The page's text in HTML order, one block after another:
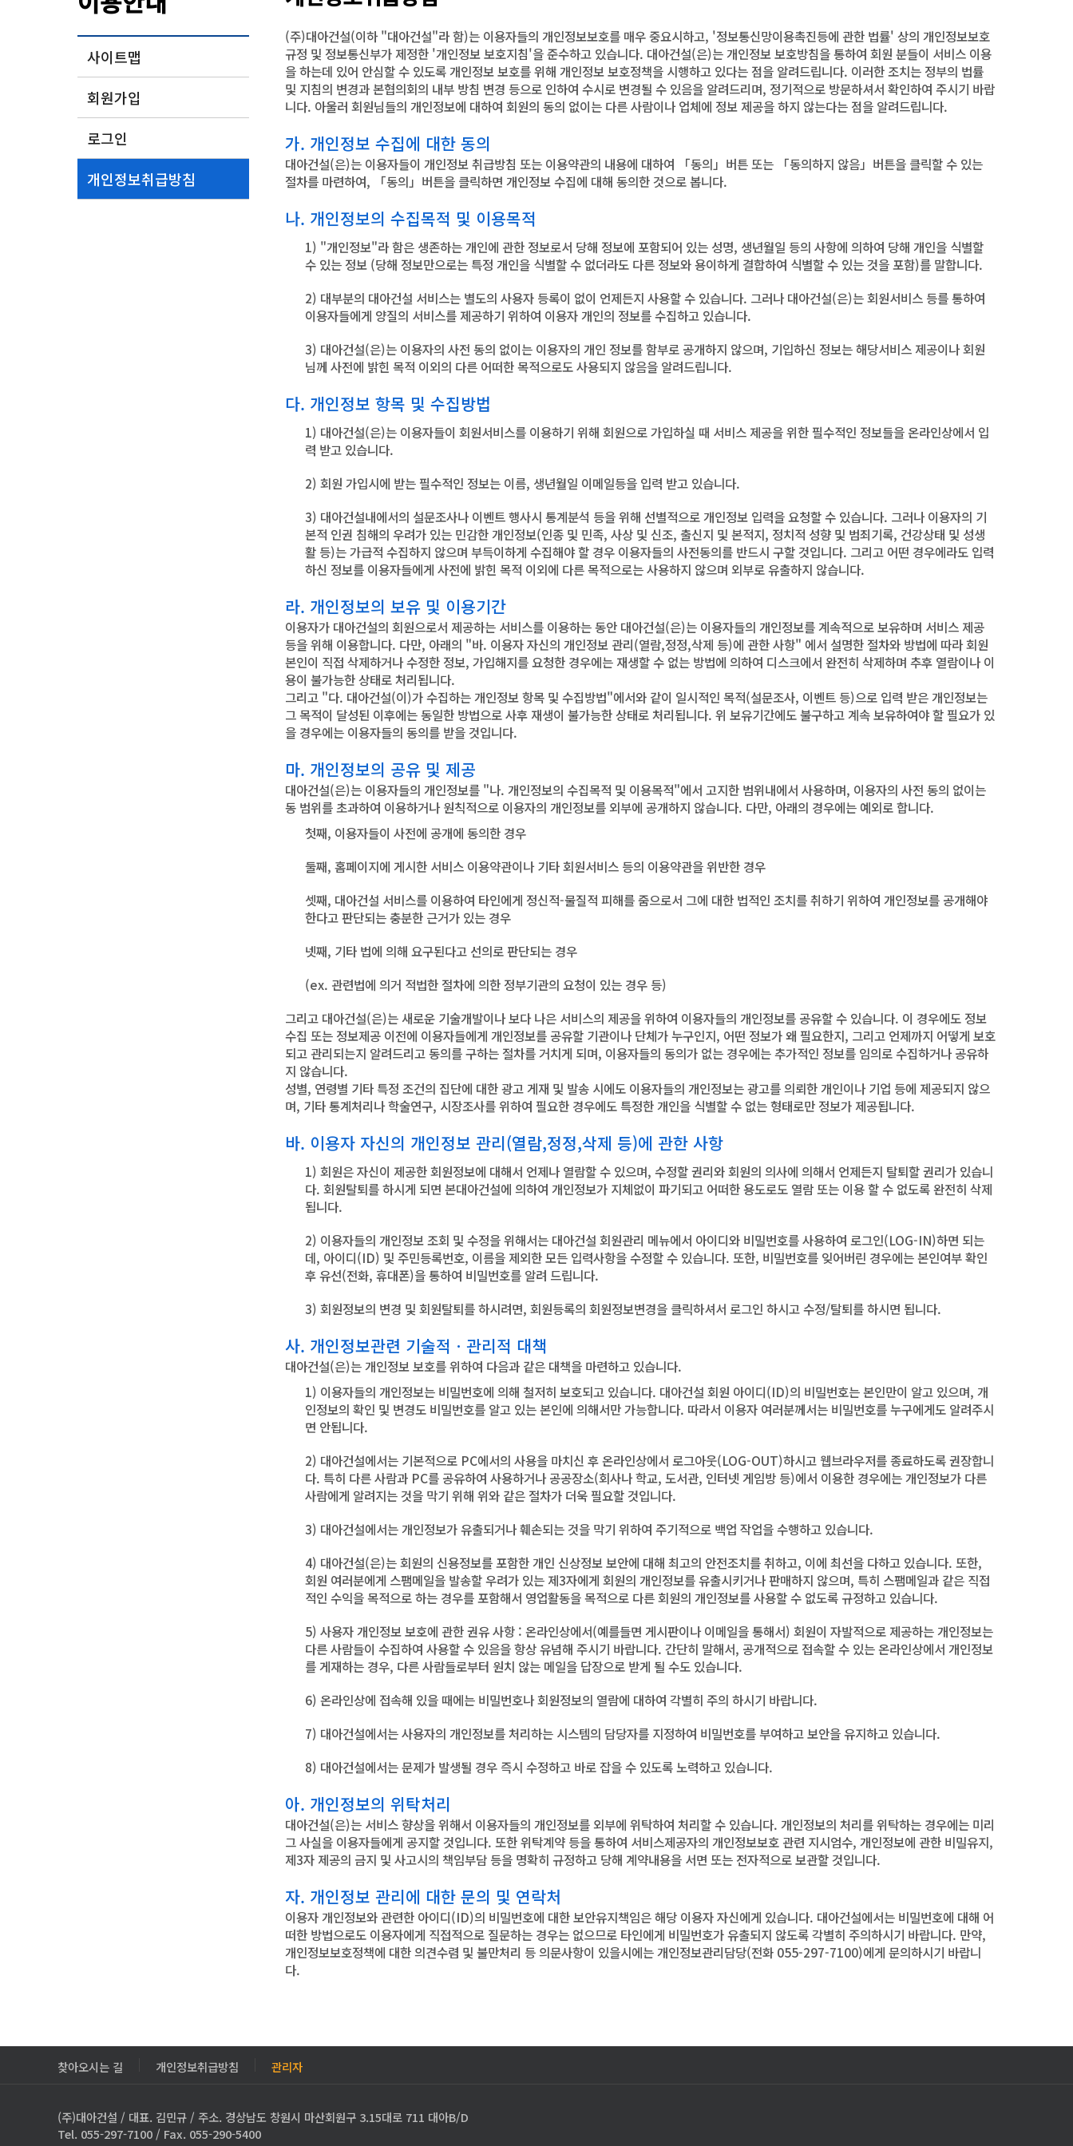
사이트맵
회원가입
로그인
개인정보취급방침
(주)대아건설(이하 "대아건설"라 함)는 이용자들의 개인정보보호를 매우 중요시하고, '정보통신망이용촉진등에 관한 법률' 상의 개인정보보호
규정 및 정보통신부가 제정한 '개인정보 보호지침'을 준수하고 있습니다. 대아건설(은)는 개인정보 보호방침을 통하여 회원 분들이 서비스 이용
을 하는데 있어 안심할 수 있도록 개인정보 보호를 위해 개인정보 보호정책을 시행하고 있다는 점을 알려드립니다. 이러한 조치는 정부의 법률
및 지침의 변경과 본협의회의 내부 방침 변경 등으로 인하여 수시로 변경될 수 있음을 알려드리며, 정기적으로 방문하셔서 확인하여 주시기 바랍
니다. 아울러 회원님들의 개인정보에 대하여 회원의 동의 없이는 다른 사람이나 업체에 정보 제공을 하지 않는다는 점을 알려드립니다.
가. 개인정보 수집에 대한 동의
대아건설(은)는 이용자들이 개인정보 취급방침 또는 이용약관의 내용에 대하여 「동의」버튼 또는 「동의하지 않음」버튼을 클릭할 수 있는
절차를 마련하여, 「동의」버튼을 클릭하면 개인정보 수집에 대해 동의한 것으로 봅니다.
나. 개인정보의 수집목적 및 이용목적
1) "개인정보"라 함은 생존하는 개인에 관한 정보로서 당해 정보에 포함되어 있는 성명, 생년월일 등의 사항에 의하여 당해 개인을 식별할
수 있는 정보 (당해 정보만으로는 특정 개인을 식별할 수 없더라도 다른 정보와 용이하게 결합하여 식별할 수 있는 것을 포함)를 말합니다.
2) 대부분의 대아건설 서비스는 별도의 사용자 등록이 없이 언제든지 사용할 수 있습니다. 그러나 대아건설(은)는 회원서비스 등를 통하여
이용자들에게 양질의 서비스를 제공하기 위하여 이용자 개인의 정보를 수집하고 있습니다.
3) 대아건설(은)는 이용자의 사전 동의 없이는 이용자의 개인 정보를 함부로 공개하지 않으며, 기입하신 정보는 해당서비스 제공이나 회원
님께 사전에 밝힌 목적 이외의 다른 어떠한 목적으로도 사용되지 않음을 알려드립니다.
다. 개인정보 항목 및 수집방법
1) 대아건설(은)는 이용자들이 회원서비스를 이용하기 위해 회원으로 가입하실 때 서비스 제공을 위한 필수적인 정보들을 온라인상에서 입
력 받고 있습니다.
2) 회원 가입시에 받는 필수적인 정보는 이름, 생년월일 이메일등을 입력 받고 있습니다.
3) 대아건설내에서의 설문조사나 이벤트 행사시 통계분석 등을 위해 선별적으로 개인정보 입력을 요청할 수 있습니다. 그러나 이용자의 기
본적 인권 침해의 우려가 있는 민감한 개인정보(인종 및 민족, 사상 및 신조, 출신지 및 본적지, 정치적 성향 및 범죄기록, 건강상태 및 성생
활 등)는 가급적 수집하지 않으며 부득이하게 수집해야 할 경우 이용자들의 사전동의를 반드시 구할 것입니다. 그리고 어떤 경우에라도 입력
하신 정보를 이용자들에게 사전에 밝힌 목적 이외에 다른 목적으로는 사용하지 않으며 외부로 유출하지 않습니다.
라. 개인정보의 보유 및 이용기간
이용자가 대아건설의 회원으로서 제공하는 서비스를 이용하는 동안 대아건설(은)는 이용자들의 개인정보를 계속적으로 보유하며 서비스 제공
등을 위해 이용합니다. 다만, 아래의 "바. 이용자 자신의 개인정보 관리(열람,정정,삭제 등)에 관한 사항" 에서 설명한 절차와 방법에 따라 회원
본인이 직접 삭제하거나 수정한 정보, 가입해지를 요청한 경우에는 재생할 수 없는 방법에 의하여 디스크에서 완전히 삭제하며 추후 열람이나 이
용이 불가능한 상태로 처리됩니다.
그리고 "다. 대아건설(이)가 수집하는 개인정보 항목 및 수집방법"에서와 같이 일시적인 목적(설문조사, 이벤트 등)으로 입력 받은 개인정보는
그 목적이 달성된 이후에는 동일한 방법으로 사후 재생이 불가능한 상태로 처리됩니다. 위 보유기간에도 불구하고 계속 보유하여야 할 필요가 있
을 경우에는 이용자들의 동의를 받을 것입니다.
마. 개인정보의 공유 및 제공
대아건설(은)는 이용자들의 개인정보를 "나. 개인정보의 수집목적 및 이용목적"에서 고지한 범위내에서 사용하며, 이용자의 사전 동의 없이는
동 범위를 초과하여 이용하거나 원칙적으로 이용자의 개인정보를 외부에 공개하지 않습니다. 다만, 아래의 경우에는 예외로 합니다.
첫째, 이용자들이 사전에 공개에 동의한 경우
둘째, 홈페이지에 게시한 서비스 이용약관이나 기타 회원서비스 등의 이용약관을 위반한 경우
셋째, 대아건설 서비스를 이용하여 타인에게 정신적-물질적 피해를 줌으로서 그에 대한 법적인 조치를 취하기 위하여 개인정보를 공개해야
한다고 판단되는 충분한 근거가 있는 경우
넷째, 기타 법에 의해 요구된다고 선의로 판단되는 경우
(ex. 관련법에 의거 적법한 절차에 의한 정부기관의 요청이 있는 경우 등)
그리고 대아건설(은)는 새로운 기술개발이나 보다 나은 서비스의 제공을 위하여 이용자들의 개인정보를 공유할 수 있습니다. 이 경우에도 정보
수집 또는 정보제공 이전에 이용자들에게 개인정보를 공유할 기관이나 단체가 누구인지, 어떤 정보가 왜 필요한지, 그리고 언제까지 어떻게 보호
되고 관리되는지 알려드리고 동의를 구하는 절차를 거치게 되며, 이용자들의 동의가 없는 경우에는 추가적인 정보를 임의로 수집하거나 공유하
지 않습니다.
성별, 연령별 기타 특정 조건의 집단에 대한 광고 게재 및 발송 시에도 이용자들의 개인정보는 광고를 의뢰한 개인이나 기업 등에 제공되지 않으
며, 기타 통계처리나 학술연구, 시장조사를 위하여 필요한 경우에도 특정한 개인을 식별할 수 없는 형태로만 정보가 제공됩니다.
바. 이용자 자신의 개인정보 관리(열람,정정,삭제 등)에 관한 사항
1) 회원은 자신이 제공한 회원정보에 대해서 언제나 열람할 수 있으며, 수정할 권리와 회원의 의사에 의해서 언제든지 탈퇴할 권리가 있습니
다. 회원탈퇴를 하시게 되면 본대아건설에 의하여 개인정보가 지체없이 파기되고 어떠한 용도로도 열람 또는 이용 할 수 없도록 완전히 삭제
됩니다.
2) 이용자들의 개인정보 조회 및 수정을 위해서는 대아건설 회원관리 메뉴에서 아이디와 비밀번호를 사용하여 로그인(LOG-IN)하면 되는
데, 아이디(ID) 및 주민등록번호, 이름을 제외한 모든 입력사항을 수정할 수 있습니다. 또한, 비밀번호를 잊어버린 경우에는 본인여부 확인
후 유선(전화, 휴대폰)을 통하여 비밀번호를 알려 드립니다.
3) 회원정보의 변경 및 회원탈퇴를 하시려면, 회원등록의 회원정보변경을 클릭하셔서 로그인 하시고 수정/탈퇴를 하시면 됩니다.
사. 개인정보관련 기술적ㆍ관리적 대책
대아건설(은)는 개인정보 보호를 위하여 다음과 같은 대책을 마련하고 있습니다.
1) 이용자들의 개인정보는 비밀번호에 의해 철저히 보호되고 있습니다. 대아건설 회원 아이디(ID)의 비밀번호는 본인만이 알고 있으며, 개
인정보의 확인 및 변경도 비밀번호를 알고 있는 본인에 의해서만 가능합니다. 따라서 이용자 여러분께서는 비밀번호를 누구에게도 알려주시
면 안됩니다.
2) 대아건설에서는 기본적으로 PC에서의 사용을 마치신 후 온라인상에서 로그아웃(LOG-OUT)하시고 웹브라우저를 종료하도록 권장합니
다. 특히 다른 사람과 PC를 공유하여 사용하거나 공공장소(회사나 학교, 도서관, 인터넷 게임방 등)에서 이용한 경우에는 개인정보가 다른
사람에게 알려지는 것을 막기 위해 위와 같은 절차가 더욱 필요할 것입니다.
3) 대아건설에서는 개인정보가 유출되거나 훼손되는 것을 막기 위하여 주기적으로 백업 작업을 수행하고 있습니다.
4) 대아건설(은)는 회원의 신용정보를 포함한 개인 신상정보 보안에 대해 최고의 안전조치를 취하고, 이에 최선을 다하고 있습니다. 또한,
회원 여러분에게 스팸메일을 발송할 우려가 있는 제3자에게 회원의 개인정보를 유출시키거나 판매하지 않으며, 특히 스팸메일과 같은 직접
적인 수익을 목적으로 하는 경우를 포함해서 영업활동을 목적으로 다른 회원의 개인정보를 사용할 수 없도록 규정하고 있습니다.
5) 사용자 개인정보 보호에 관한 권유 사항 : 온라인상에서(예를들면 게시판이나 이메일을 통해서) 회원이 자발적으로 제공하는 개인정보는
다른 사람들이 수집하여 사용할 수 있음을 항상 유념해 주시기 바랍니다. 간단히 말해서, 공개적으로 접속할 수 있는 온라인상에서 개인정보
를 게재하는 경우, 다른 사람들로부터 원치 않는 메일을 답장으로 받게 될 수도 있습니다.
6) 온라인상에 접속해 있을 때에는 비밀번호나 회원정보의 열람에 대하여 각별히 주의 하시기 바랍니다.
7) 대아건설에서는 사용자의 개인정보를 처리하는 시스템의 담당자를 지정하여 비밀번호를 부여하고 보안을 유지하고 있습니다.
8) 대아건설에서는 문제가 발생될 경우 즉시 수정하고 바로 잡을 수 있도록 노력하고 있습니다.
아. 개인정보의 위탁처리
대아건설(은)는 서비스 향상을 위해서 이용자들의 개인정보를 외부에 위탁하여 처리할 수 있습니다. 개인정보의 처리를 위탁하는 경우에는 미리
그 사실을 이용자들에게 공지할 것입니다. 또한 위탁계약 등을 통하여 서비스제공자의 개인정보보호 관련 지시엄수, 개인정보에 관한 비밀유지,
제3자 제공의 금지 및 사고시의 책임부담 등을 명확히 규정하고 당해 계약내용을 서면 또는 전자적으로 보관할 것입니다.
자. 개인정보 관리에 대한 문의 및 연락처
이용자 개인정보와 관련한 아이디(ID)의 비밀번호에 대한 보안유지책임은 해당 이용자 자신에게 있습니다. 대아건설에서는 비밀번호에 대해 어
떠한 방법으로도 이용자에게 직접적으로 질문하는 경우는 없으므로 타인에게 비밀번호가 유출되지 않도록 각별히 주의하시기 바랍니다. 만약,
개인정보보호정책에 대한 의견수렴 및 불만처리 등 의문사항이 있을시에는 개인정보관리담당(전화 055-297-7100)에게 문의하시기 바랍니
다.
찾아오시는 길 개인정보취급방침 관리자
(주)대아건설 / 대표. 김민규 / 주소. 경상남도 창원시 마산회원구 3.15대로 711 대아B/D
Tel. 055-297-7100 / Fax. 055-290-5400